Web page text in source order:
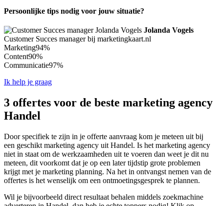
Persoonlijke tips nodig voor jouw situatie?
Jolanda Vogels
Customer Succes manager bij marketingkaart.nl
Marketing94%
Content90%
Communicatie97%
Ik help je graag
3 offertes voor de beste marketing agency
Handel
Door specifiek te zijn in je offerte aanvraag kom je meteen uit bij
een geschikt marketing agency uit Handel. Is het marketing agency
niet in staat om de werkzaamheden uit te voeren dan weet je dit nu
meteen, dit voorkomt dat je op een later tijdstip grote problemen
krijgt met je marketing planning. Na het in ontvangst nemen van de
offertes is het wenselijk om een ontmoetingsgesprek te plannen.
Wil je bijvoorbeeld direct resultaat behalen middels zoekmachine